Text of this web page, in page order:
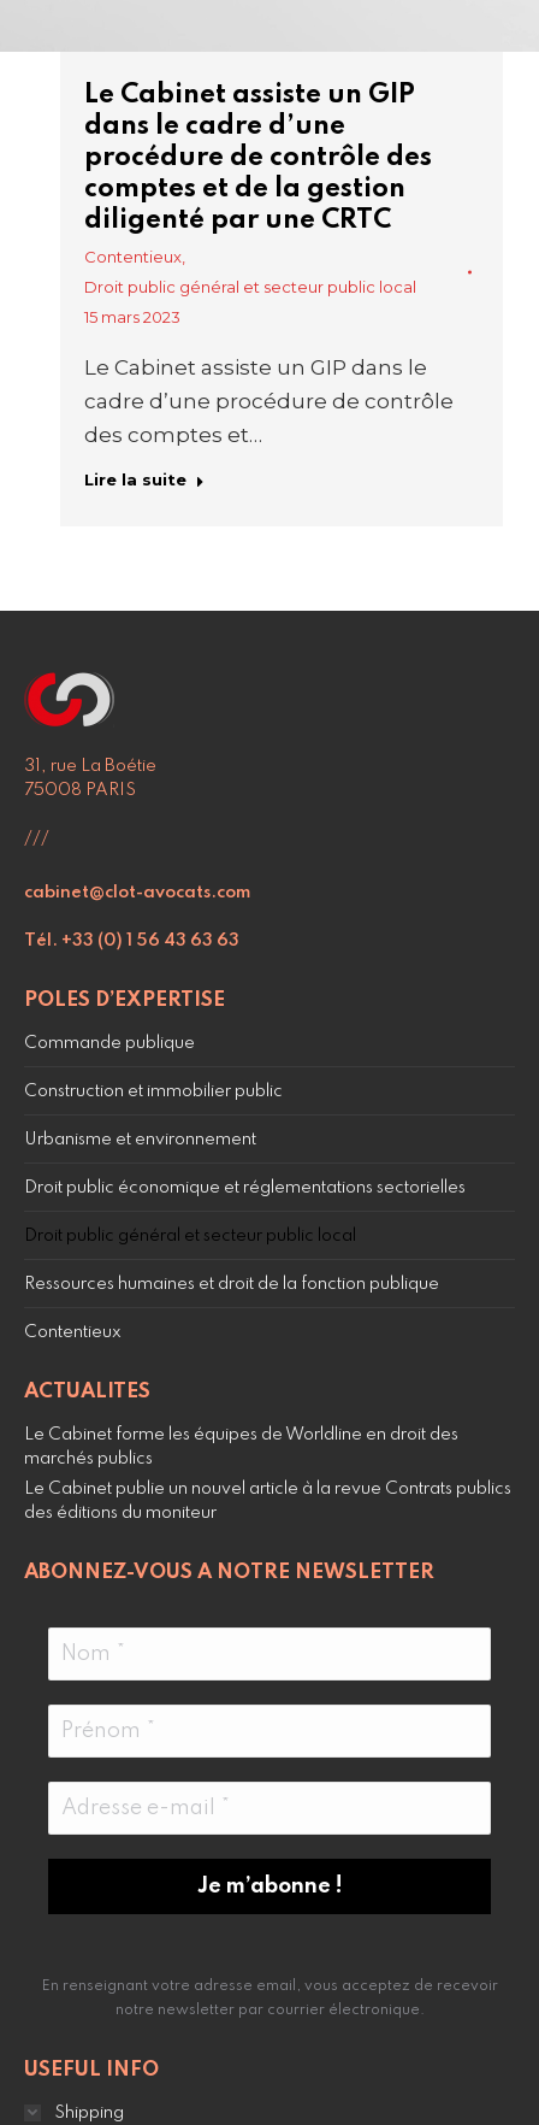
Le Cabinet assiste un GIP
dans le cadre d’une
procédure de contrôle des
comptes et de la gestion
diligenté par une CRTC
Contentieux
Droit public général et secteur public local
15 mars 2023
Le Cabinet assiste un GIP dans le
cadre d’une procédure de contrôle
des comptes et…
Lire la suite
31, rue La Boétie
75008 PARIS
///
cabinet@clot-avocats.com
Tél. +33 (0) 1 56 43 63 63
POLES D’EXPERTISE
Commande publique
Construction et immobilier public
Urbanisme et environnement
Droit public économique et réglementations sectorielles
Droit public général et secteur public local
Ressources humaines et droit de la fonction publique
Contentieux
ACTUALITES
Le Cabinet forme les équipes de Worldline en droit des
marchés publics
Le Cabinet publie un nouvel article à la revue Contrats publics
des éditions du moniteur
ABONNEZ-VOUS A NOTRE NEWSLETTER
En renseignant votre adresse email, vous acceptez de recevoir
notre newsletter par courrier électronique.
USEFUL INFO
Shipping